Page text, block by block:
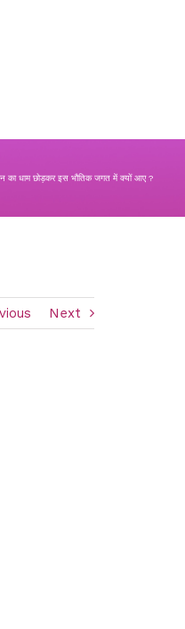
का धाम छोड़कर इस भौतिक जगत में क्यों आए ?
Next